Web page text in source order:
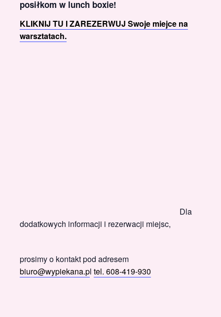
posiłkom w lunch boxie!
KLIKNIJ TU I ZAREZERWUJ Swoje miejce na
warsztatach.
Dla
dodatkowych informacji i rezerwacji miejsc,
prosimy o kontakt pod adresem
biuro@wypiekana.pl tel. 608-419-930